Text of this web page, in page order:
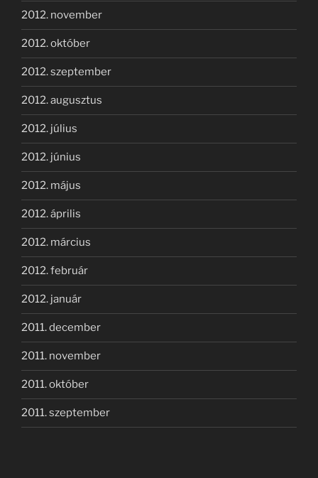
2012. november
2012. október
2012. szeptember
2012. augusztus
2012. július
2012. június
2012. május
2012. április
2012. március
2012. február
2012. január
2011. december
2011. november
2011. október
2011. szeptember